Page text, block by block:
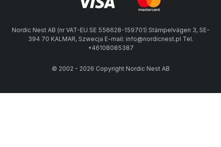
Nordic Nest AB (nr VAT-EU SE 556628-159701) Stämpelvägen 3, SE-
394 70 KALMAR, Szwecja E-mail: info@nordicnest.pl Tel.
+46108085387
© 2002 - 2026 Copyright Nordic Nest AB